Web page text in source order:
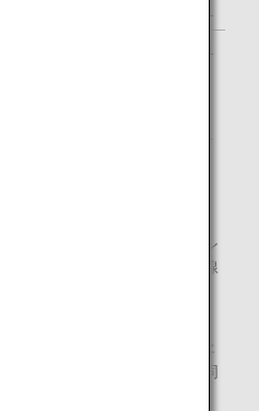
Access
て
で当日ご到着の、「ダイヤモン
およびANAグループ運航国内線
Access Card」をお持ちのお客
運航国内線で当日ご到着のご同